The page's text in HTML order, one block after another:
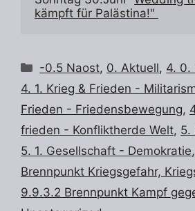
kämpft für Palästina!"
Kategorien
-0.5 Naost, 0. Aktuell, 4. 0.
4. 1. Krieg & Frieden -
Frieden - Friedensbewegung,
frieden - Konfliktherde Welt, 5.
5. 1. Gesellschaft - Demokratie,
Brennpunkt Kriegsgefahr,
9.9.3.2 Brennpunkt Kampf